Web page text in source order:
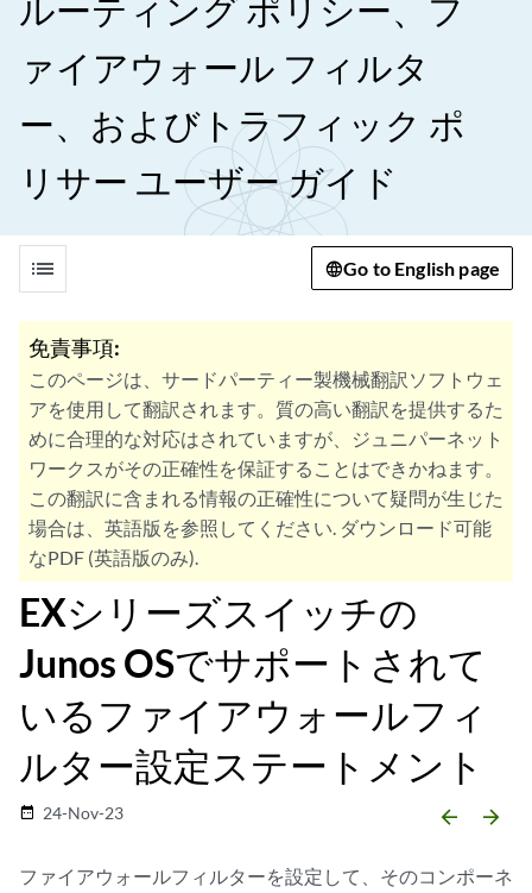
ルーティング ポリシー、フ
ァイアウォール フィルタ
ー、およびトラフィック ポ
リサー ユーザー ガイド
list Go to English page
免責事項:
このページは、サードパーティー製機械翻訳ソフトウェ
アを使用して翻訳されます。質の高い翻訳を提供するた
めに合理的な対応はされていますが、ジュニパーネット
ワークスがその正確性を保証することはできかねます。
この翻訳に含まれる情報の正確性について疑問が生じた
場合は、英語版を参照してください. ダウンロード可能
なPDF (英語版のみ).
EXシリーズスイッチの
Junos OSでサポートされて
いるファイアウォールフィ
ルター設定ステートメント
date_range 24-Nov-23 arrow_backward arrow_forward
ファイアウォールフィルターを設定して、そのコンポーネ